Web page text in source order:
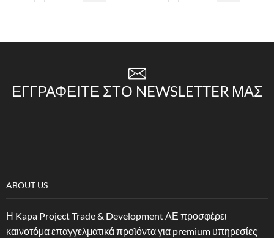
ΕΓΓΡΑΦΕΊΤΕ ΣΤΟ NEWSLETTER ΜΑΣ
ABOUT US
Η Kapa Project Trade & Development ΑΕ προσφέρει
καινοτόμα επαγγελματικά προϊόντα για premium υπηρεσίες